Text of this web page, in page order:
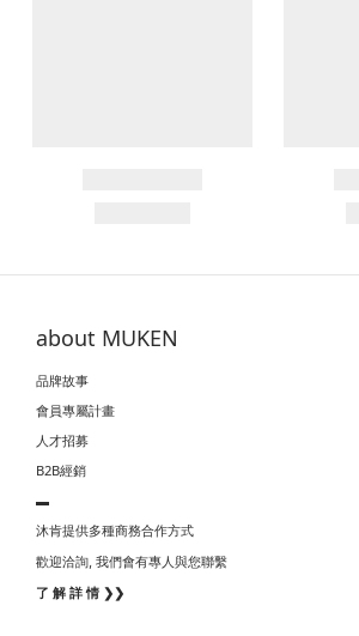
about MUKEN
品牌故事
會員專屬計畫
人才招募
B2B經銷
▬
沐肯提供多種商務合作方式
歡迎洽詢, 我們會有專人與您聯繫
了 解 詳 情 ❯❯